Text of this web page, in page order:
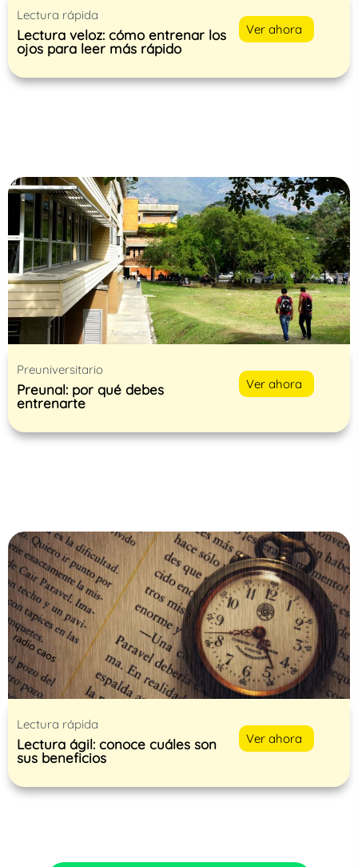
Lectura rápida
Lectura veloz: cómo entrenar los
ojos para leer más rápido
Ver ahora
Preuniversitario
Preunal: por qué debes
entrenarte
Ver ahora
Lectura rápida
Lectura ágil: conoce cuáles son
sus beneficios
Ver ahora